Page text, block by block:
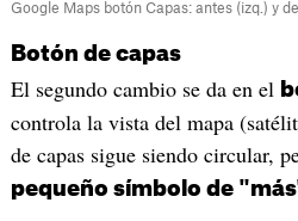
Google Maps botón Capas: antes (izq.) y
Botón de capas
El segundo cambio se da en el
controla la vista del mapa
de capas sigue siendo circular,
pequeño símbolo de